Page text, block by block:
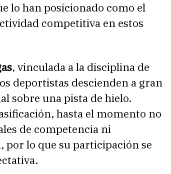
lo han posicionado como el
competitiva en estos
, vinculada a la disciplina de
deportistas descienden a gran
sobre una pista de hielo.
hasta el momento no
de competencia ni
por lo que su participación se